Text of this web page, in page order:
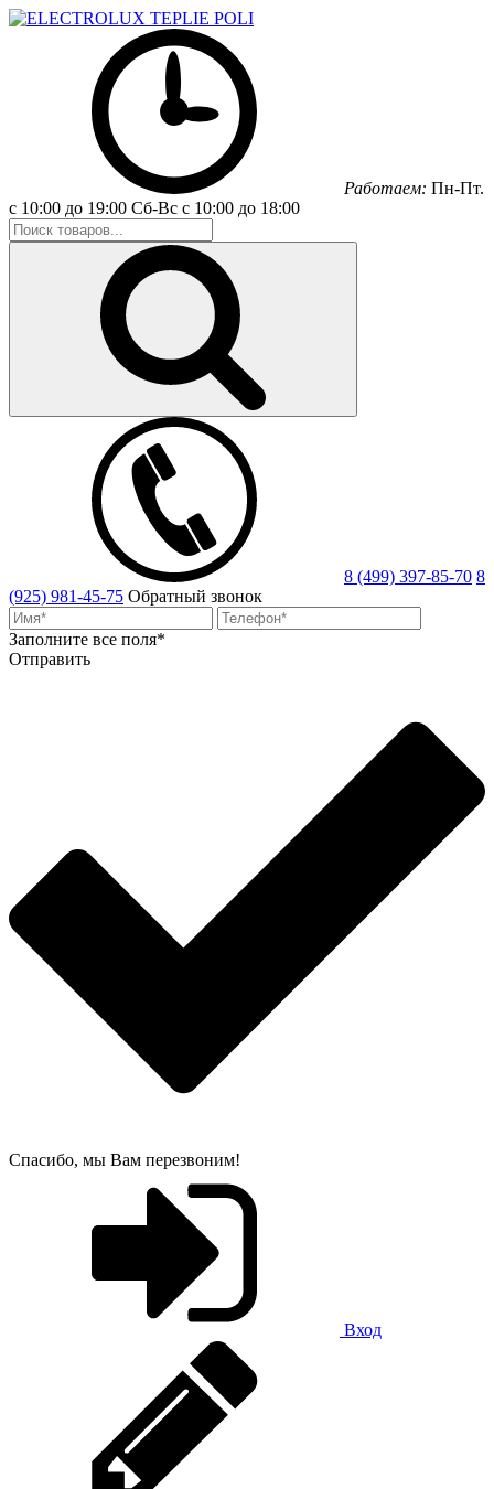
Работаем: Пн-Пт.
с 10:00 до 19:00 Сб-Вс с 10:00 до 18:00
8 (499) 397-85-70 8
(925) 981-45-75 Обратный звонок
Заполните все поля*
Отправить
Спасибо, мы Вам перезвоним!
Вход